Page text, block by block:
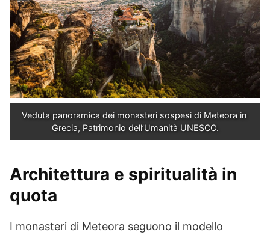
Veduta panoramica dei monasteri sospesi di Meteora in
Grecia, Patrimonio dell’Umanità UNESCO.
Architettura e spiritualità in
quota
I monasteri di Meteora seguono il modello